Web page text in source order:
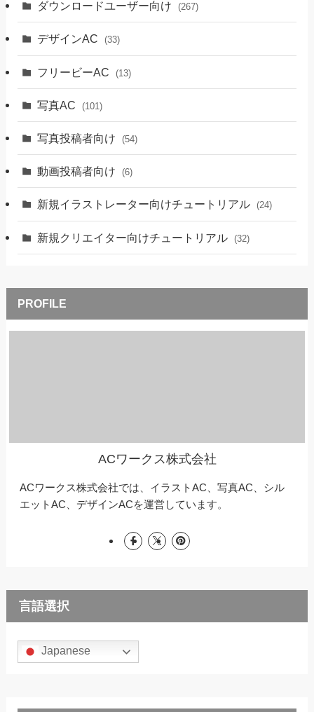
ダウンロードユーザー向け (267)
デザインAC (33)
フリービーAC (13)
写真AC (101)
写真投稿者向け (54)
動画投稿者向け (6)
新規イラストレーター向けチュートリアル (24)
新規クリエイター向けチュートリアル (32)
ACワークス株式会社
ACワークス株式会社では、イラストAC、写真AC、シル
エットAC、デザインACを運営しています。
言語選択
Japanese